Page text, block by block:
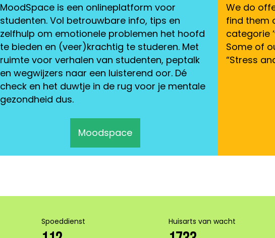
MoodSpace is een onlineplatform voor
studenten. Vol betrouwbare info, tips en
zelfhulp om emotionele problemen het hoofd
te bieden en (veer)krachtig te studeren. Met
ruimte voor verhalen van studenten, peptalk
en wegwijzers naar een luisterend oor. Dé
check en het duwtje in de rug voor je mentale
gezondheid dus.
Moodspace
We do
find them
categorie
Some of
“Stress
Spoeddienst Huisarts van wacht